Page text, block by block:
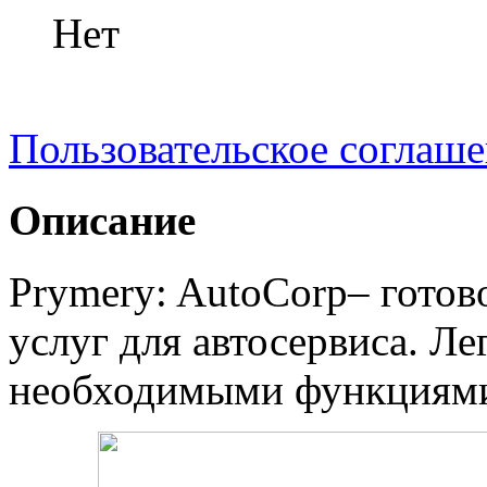
Нет
Пользовательское
Описание
Prymery: AutoCorp–
услуг для автосервиса.
необходимыми